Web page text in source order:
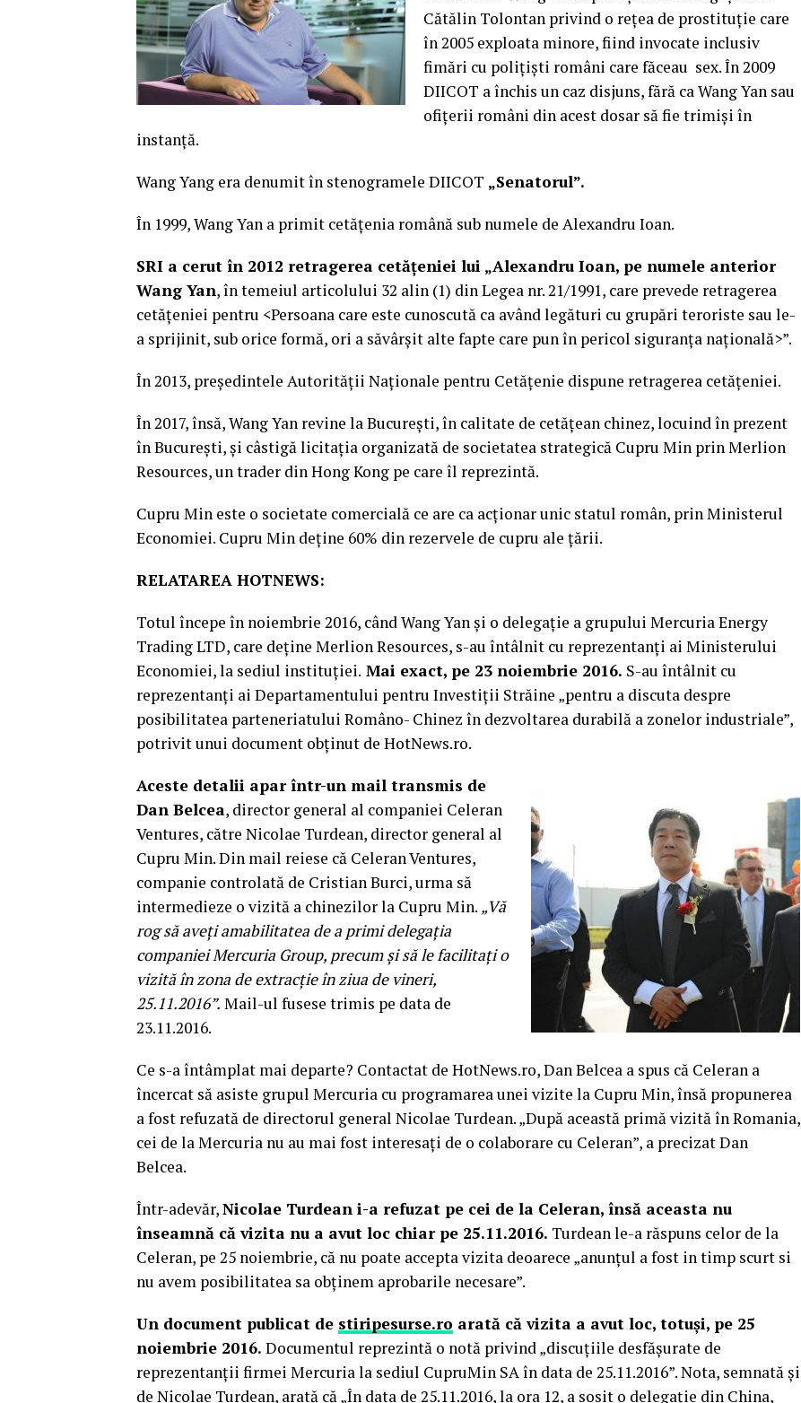
Cătălin Tolontan privind o rețea de prostituție care
în 2005 exploata minore, fiind invocate inclusiv
fimări cu polițiști români care făceau sex. În 2009
DIICOT a închis un caz disjuns, fără ca Wang Yan sau
ofițerii români din acest dosar să fie trimiși în
instanță.
Wang Yang era denumit în stenogramele DIICOT „Senatorul”.
În 1999, Wang Yan a primit cetățenia română sub numele de Alexandru Ioan.
SRI a cerut în 2012 retragerea cetățeniei lui „Alexandru Ioan, pe numele anterior
Wang Yan, în temeiul articolului 32 alin (1) din Legea nr. 21/1991, care prevede retragerea
cetățeniei pentru <Persoana care este cunoscută ca având legături cu grupări teroriste sau le-
a sprijinit, sub orice formă, ori a săvârșit alte fapte care pun în pericol siguranța națională>”.
În 2013, președintele Autorității Naționale pentru Cetățenie dispune retragerea cetățeniei.
În 2017, însă, Wang Yan revine la București, în calitate de cetățean chinez, locuind în prezent
în București, și câstigă licitația organizată de societatea strategică Cupru Min prin Merlion
Resources, un trader din Hong Kong pe care îl reprezintă.
Cupru Min este o societate comercială ce are ca acționar unic statul român, prin Ministerul
Economiei. Cupru Min deține 60% din rezervele de cupru ale țării.
RELATAREA HOTNEWS:
Totul începe în noiembrie 2016, când Wang Yan și o delegație a grupului Mercuria Energy
Trading LTD, care deține Merlion Resources, s-au întâlnit cu reprezentanți ai Ministerului
Economiei, la sediul instituției. Mai exact, pe 23 noiembrie 2016. S-au întâlnit cu
reprezentanți ai Departamentului pentru Investiții Străine „pentru a discuta despre
posibilitatea parteneriatului Româno- Chinez în dezvoltarea durabilă a zonelor industriale”,
potrivit unui document obținut de HotNews.ro.
Aceste detalii apar într-un mail transmis de
Dan Belcea, director general al companiei Celeran
Ventures, către Nicolae Turdean, director general al
Cupru Min. Din mail reiese că Celeran Ventures,
companie controlată de Cristian Burci, urma să
intermedieze o vizită a chinezilor la Cupru Min. „Vă
rog să aveți amabilitatea de a primi delegația
companiei Mercuria Group, precum și să le facilitați o
vizită în zona de extracție în ziua de vineri,
25.11.2016”. Mail-ul fusese trimis pe data de
23.11.2016.
Ce s-a întâmplat mai departe? Contactat de HotNews.ro, Dan Belcea a spus că Celeran a
încercat să asiste grupul Mercuria cu programarea unei vizite la Cupru Min, însă propunerea
a fost refuzată de directorul general Nicolae Turdean. „După această primă vizită în Romania,
cei de la Mercuria nu au mai fost interesați de o colaborare cu Celeran”, a precizat Dan
Belcea.
Într-adevăr,Nicolae Turdean i-a refuzat pe cei de la Celeran, însă aceasta nu
înseamnă că vizita nu a avut loc chiar pe 25.11.2016. Turdean le-a răspuns celor de la
Celeran, pe 25 noiembrie, că nu poate accepta vizita deoarece „anunțul a fost in timp scurt si
nu avem posibilitatea sa obținem aprobarile necesare”.
Un document publicat de stiripesurse.ro arată că vizita a avut loc, totuși, pe 25
noiembrie 2016. Documentul reprezintă o notă privind „discuțiile desfășurate de
reprezentanții firmei Mercuria la sediul CupruMin SA în data de 25.11.2016”. Nota, semnată și
de Nicolae Turdean, arată că „În data de 25.11.2016, la ora 12, a sosit o delegație din China,